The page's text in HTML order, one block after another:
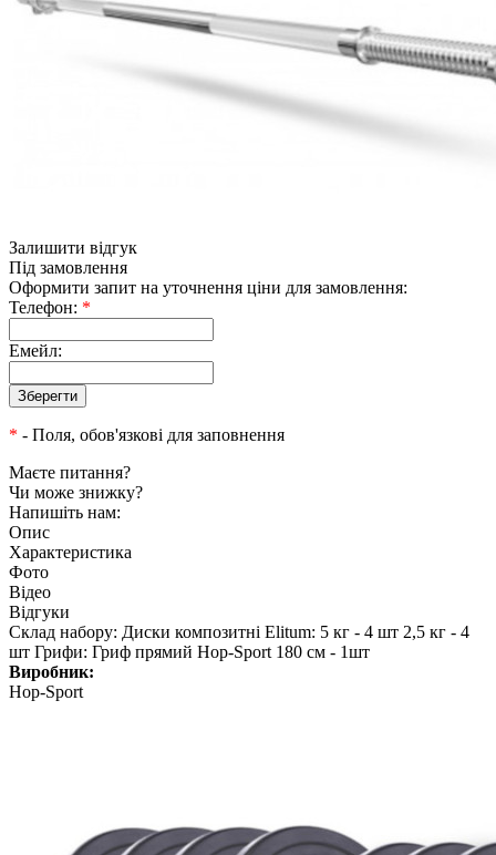
Залишити відгук
Під замовлення
Оформити запит на уточнення ціни для замовлення:
Телефон: *
Емейл:
* - Поля, обов'язкові для заповнення
Маєте питання?
Чи може знижку?
Напишіть нам:
Опис
Характеристика
Фото
Відео
Відгуки
Склад набору: Диски композитні Elitum: 5 кг - 4 шт 2,5 кг - 4
шт Грифи: Гриф прямий Hop-Sport 180 см - 1шт
Виробник:
Hop-Sport